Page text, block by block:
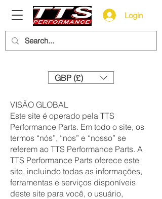
Login
GBP (£)
VISÃO GLOBAL
Este site é operado pela TTS
Performance Parts. Em todo o site, os
termos “nós”, “nos” e “nosso” se
referem ao TTS Performance Parts. A
TTS Performance Parts oferece este
site, incluindo todas as informações,
ferramentas e serviços disponíveis
deste site para você, o usuário,